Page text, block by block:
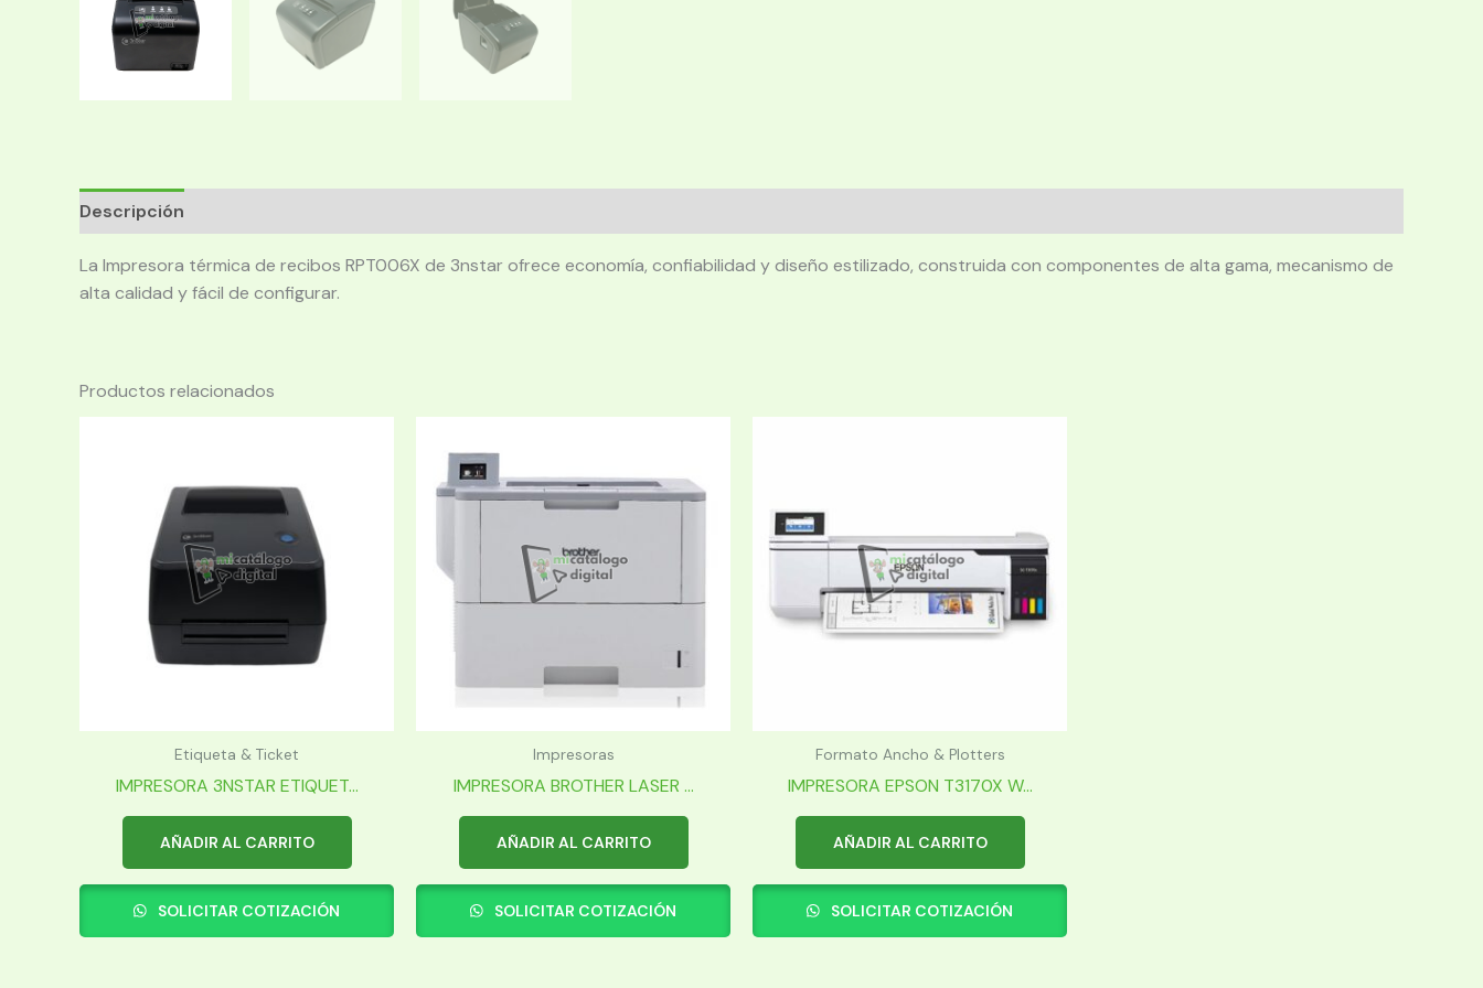
Descripción
La Impresora térmica de recibos RPT006X de 3nstar ofrece economía, confiabilidad y diseño estilizado, construida con componentes de alta gama, mecanismo de
alta calidad y fácil de configurar.
Productos relacionados
Etiqueta & Ticket
IMPRESORA 3NSTAR ETIQUET...
AÑADIR AL CARRITO
SOLICITAR COTIZACIÓN
Impresoras
IMPRESORA BROTHER LASER ...
AÑADIR AL CARRITO
SOLICITAR COTIZACIÓN
Formato Ancho & Plotters
IMPRESORA EPSON T3170X W...
AÑADIR AL CARRITO
SOLICITAR COTIZACIÓN